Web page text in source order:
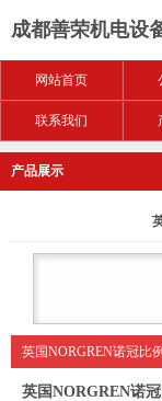
成都善荣机电设
网站首页
联系我们
产品展示
英国NORGREN诺冠比
英国NORGREN诺